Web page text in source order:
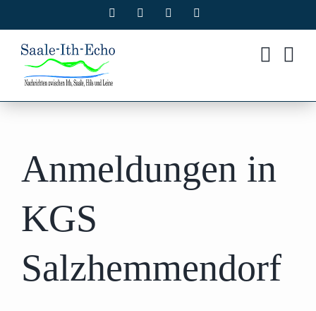
Inhalt
springen
Facebook Instagram
Anmeldungen in
KGS
Salzhemmendorf